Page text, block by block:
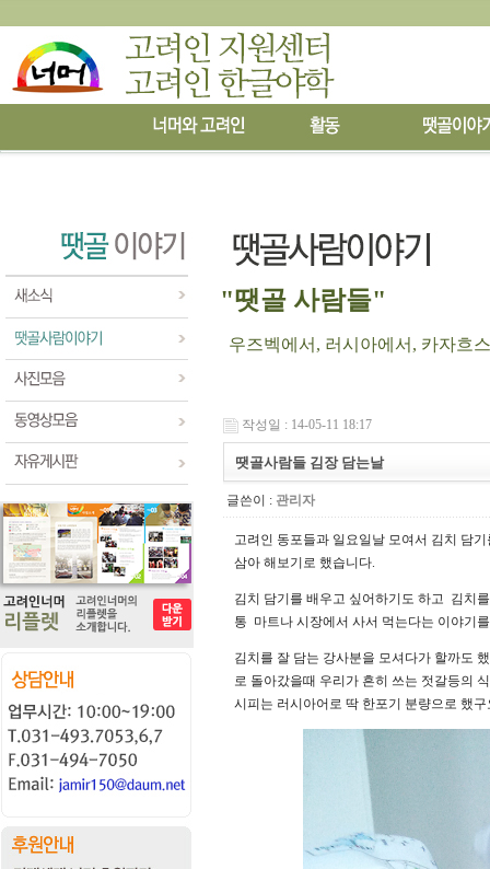
"땟골 사람들"
우즈벡에서, 러시아에서, 카자흐스
작성일 : 14-05-11 18:17
땟골사람들 김장 담는날
글쓴이 : 관리자
고려인 동포들과 일요일날 모여서 김치 담
삼아 해보기로 했습니다.
김치 담기를 배우고 싶어하기도 하고 김치
통 마트나 시장에서 사서 먹는다는 이야기
김치를 잘 담는 강사분을 모셔다가 할까도
로 돌아갔을때 우리가 흔히 쓰는 젓갈등의
시피는 러시아어로 딱 한포기 분량으로 했